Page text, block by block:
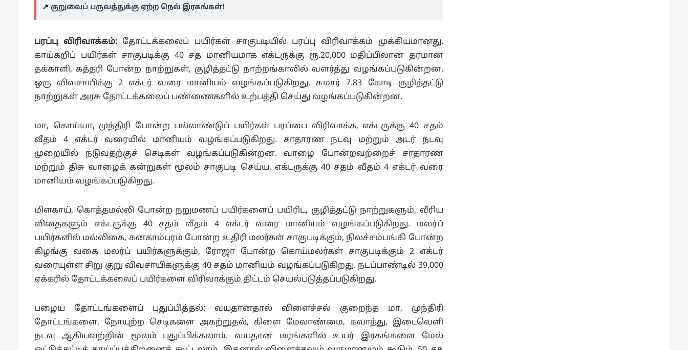
↗️ குறுவைப் பருவத்துக்கு ஏற்ற நெல் இரகங்கள்!
பரப்பு விரிவாக்கம்:தோட்டக்கலைப் பயிர்கள் சாகுபடியில் பரப்பு விரிவாக்கம் முக்கியமானது.
காய்கறிப் பயிர்கள் சாகுபடிக்கு 40 சத மானியமாக எக்டருக்கு ரூ.20,000 மதிப்பிலான தரமான
தக்காளி, கத்தரி போன்ற நாற்றுகள், குழித்தட்டு நாற்றங்காலில் வளர்த்து வழங்கப்படுகின்றன.
ஒரு விவசாயிக்கு 2 எக்டர் வரை மானியம் வழங்கப்படுகிறது. சுமார் 7.83 கோடி குழித்தட்டு
நாற்றுகள் அரசு தோட்டக்கலைப் பண்ணைகளில் உற்பத்தி செய்து வழங்கப்படுகின்றன.
மா, கொய்யா, முந்திரி போன்ற பல்லாண்டுப் பயிர்கள் பரப்பை விரிவாக்க, எக்டருக்கு 40 சதம்
வீதம் 4 எக்டர் வரையில் மானியம் வழங்கப்படுகிறது. சாதாரண நடவு மற்றும் அடர் நடவு
முறையில் நடுவதற்குச் செடிகள் வழங்கப்படுகின்றன. வாழை போன்றவற்றைச் சாதாரண
மற்றும் திசு வாழைக் கன்றுகள் மூலம் சாகுபடி செய்ய, எக்டருக்கு 40 சதம் வீதம் 4 எக்டர் வரை
மானியம் வழங்கப்படுகிறது.
மிளகாய், கொத்தமல்லி போன்ற நறுமணப் பயிர்களைப் பயிரிட, குழித்தட்டு நாற்றுகளும், வீரிய
விதைகளும் எக்டருக்கு 40 சதம் வீதம் 4 எக்டர் வரை மானியம் வழங்கப்படுகிறது. மலர்ப்
பயிர்களில் மல்லிகை, கனகாம்பரம் போன்ற உதிரி மலர்கள் சாகுபடிக்கும், நிலச்சம்பங்கி போன்ற
கிழங்கு வகை மலர்ப் பயிர்களுக்கும், ரோஜா போன்ற கொய்மலர்கள் சாகுபடிக்கும் 2 எக்டர்
வரையுள்ள சிறு குறு விவசாயிகளுக்கு 40 சதம் மானியம் வழங்கப்படுகிறது. நடப்பாண்டில் 39,000
ஏக்கரில் தோட்டக்கலைப் பயிர்களை விரிவாக்கும் திட்டம் செயல்படுத்தப்படுகிறது.
பழைய தோட்டங்களைப் புதுப்பித்தல்: வயதானதால் விளைச்சல் குறைந்த மா, முந்திரி
தோட்டங்களை, நோயுற்ற செடிகளை அகற்றுதல், கிளை மேலாண்மை, கவாத்து, இடைவெளி
நடவு ஆகியவற்றின் மூலம் புதுப்பிக்கலாம். வயதான மரங்களில் உயர் இரகங்களை மேல்